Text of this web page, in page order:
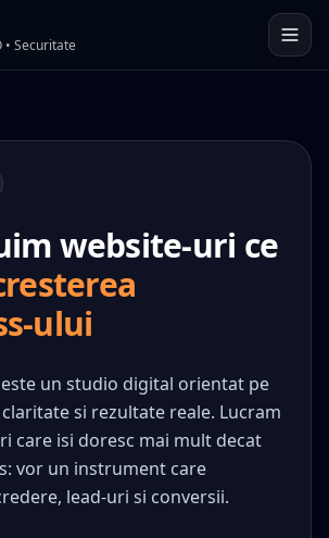
• Securitate
Cere oferta
website-uri ce
ului
este un studio digital orientat pe
si rezultate reale. Lucram
care isi doresc mai mult decat
vor un instrument care
lead-uri si conversii.